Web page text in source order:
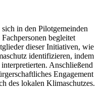
in den Pilotgemeinden
begleitet
dieser Initiativen, wie
identifizieren, indem
Anschließend
Engagement
des lokalen Klimaschutzes.